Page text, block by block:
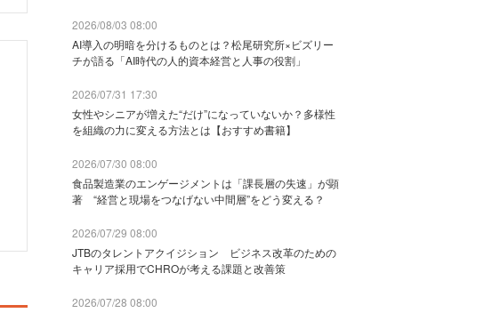
2026/08/03 08:00
AI導入の明暗を分けるものとは？松尾研究所×ビズリー
チが語る「AI時代の人的資本経営と人事の役割」
2026/07/31 17:30
女性やシニアが増えた“だけ”になっていないか？多様性
を組織の力に変える方法とは【おすすめ書籍】
2026/07/30 08:00
食品製造業のエンゲージメントは「課長層の失速」が顕
著 “経営と現場をつなげない中間層”をどう変える？
2026/07/29 08:00
JTBのタレントアクイジション ビジネス改革のための
キャリア採用でCHROが考える課題と改善策
2026/07/28 08:00